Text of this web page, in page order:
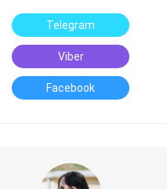
Telegram
Viber
Facebook